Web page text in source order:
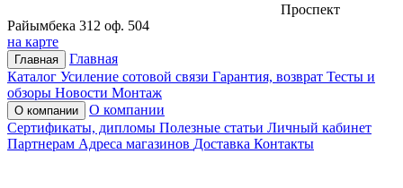
Проспект
Райымбека 312 оф. 504
на карте
Главная
Главная
Каталог Усиление сотовой связи Гарантия, возврат Тесты и
обзоры Новости Монтаж
О компании
О компании
Сертификаты, дипломы Полезные статьи Личный кабинет
Партнерам Адреса магазинов Доставка Контакты